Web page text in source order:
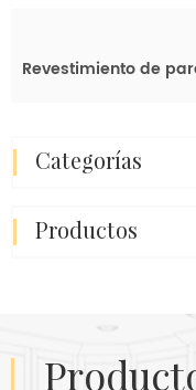
categorías
productos